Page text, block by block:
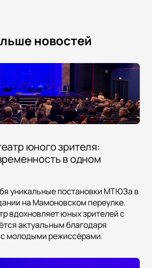
новостей
юного зрителя:
в одном
уникальные постановки МТЮЗа в
на Мамоновском переулке.
вдохновляет юных зрителей с
актуальным благодаря
молодыми режиссёрами.